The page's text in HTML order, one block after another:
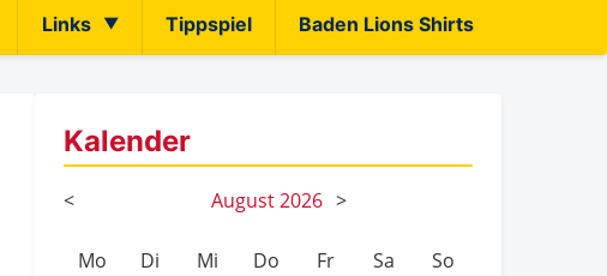
Links Tippspiel Baden Lions Shirts
Kalender
< August2026 >
Mo Di Mi Do Fr Sa So